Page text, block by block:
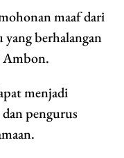
maaf dari
berhalangan
Ambon.
menjadi
pengurus